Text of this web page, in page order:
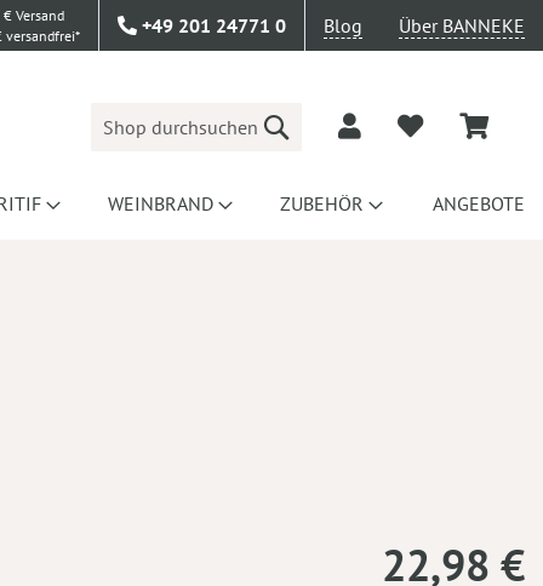
Versand
versandfrei*
+49 201 24771 0 Blog Über BANNEKE
Suche
WEINBRAND ZUBEHÖR ANGEBOTE
22,98 €